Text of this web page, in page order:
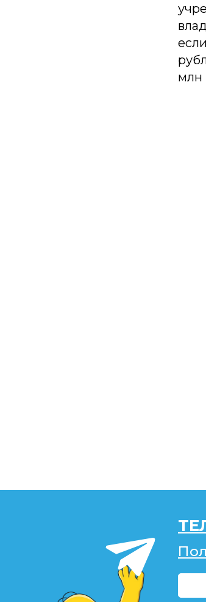
млн